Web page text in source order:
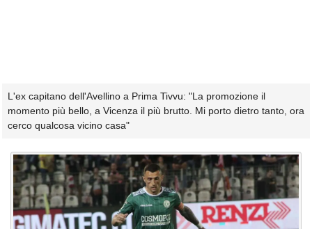
L'ex capitano dell'Avellino a Prima Tivvu: "La promozione il
momento più bello, a Vicenza il più brutto. Mi porto dietro tanto, ora
cerco qualcosa vicino casa"